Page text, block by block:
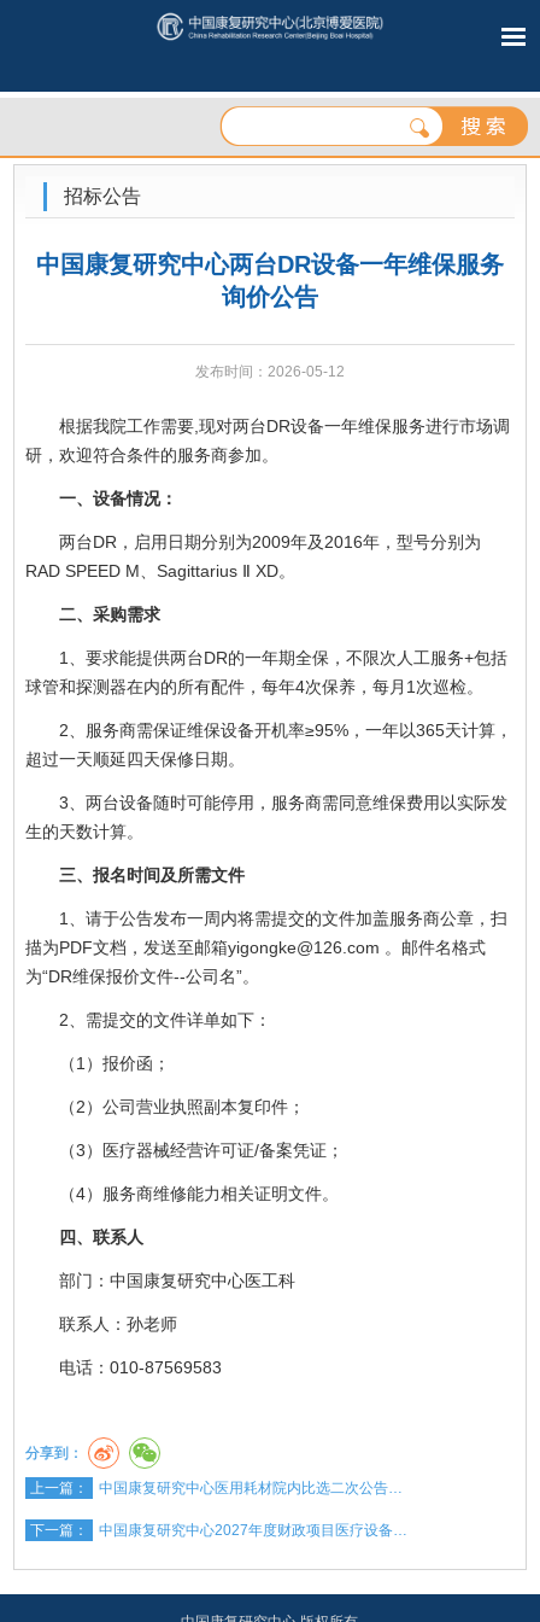
招标公告
中国康复研究中心两台DR设备一年维保服务
询价公告
发布时间：2026-05-12
根据我院工作需要,现对两台DR设备一年维保服务进行市场调
研，欢迎符合条件的服务商参加。
一、设备情况：
两台DR，启用日期分别为2009年及2016年，型号分别为
RAD SPEED M、Sagittarius Ⅱ XD。
二、采购需求
1、要求能提供两台DR的一年期全保，不限次人工服务+包括
球管和探测器在内的所有配件，每年4次保养，每月1次巡检。
2、服务商需保证维保设备开机率≥95%，一年以365天计算，
超过一天顺延四天保修日期。
3、两台设备随时可能停用，服务商需同意维保费用以实际发
生的天数计算。
三、报名时间及所需文件
1、请于公告发布一周内将需提交的文件加盖服务商公章，扫
描为PDF文档，发送至邮箱yigongke@126.com 。邮件名格式
为“DR维保报价文件--公司名”。
2、需提交的文件详单如下：
（1）报价函；
（2）公司营业执照副本复印件；
（3）医疗器械经营许可证/备案凭证；
（4）服务商维修能力相关证明文件。
四、联系人
部门：中国康复研究中心医工科
联系人：孙老师
电话：010-87569583
分享到：
上一篇： 中国康复研究中心医用耗材院内比选二次公告…
下一篇： 中国康复研究中心2027年度财政项目医疗设备…